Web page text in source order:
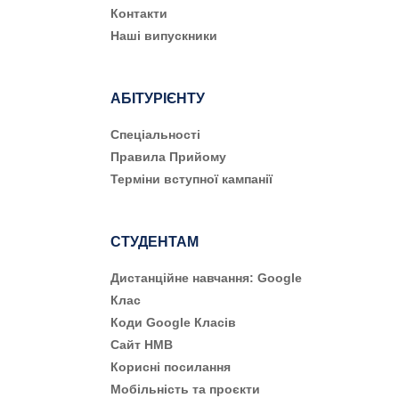
Контакти
Наші випускники
АБІТУРІЄНТУ
Cпеціальності
Правила Прийому
Терміни вступної кампанії
СТУДЕНТАМ
Дистанційне навчання: Google
Клас
Коди Google Класів
Сайт НМВ
Корисні посилання
Мобільність та проєкти